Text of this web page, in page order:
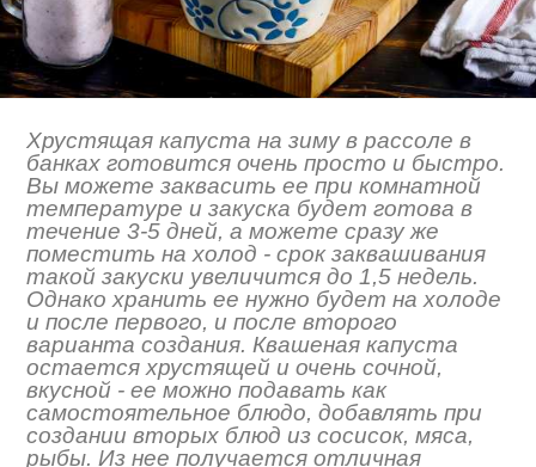
Хрустящая капуста на зиму в рассоле в
банках готовится очень просто и быстро.
Вы можете заквасить ее при комнатной
температуре и закуска будет готова в
течение 3-5 дней, а можете сразу же
поместить на холод - срок заквашивания
такой закуски увеличится до 1,5 недель.
Однако хранить ее нужно будет на холоде
и после первого, и после второго
варианта создания. Квашеная капуста
остается хрустящей и очень сочной,
вкусной - ее можно подавать как
самостоятельное блюдо, добавлять при
создании вторых блюд из сосисок, мяса,
рыбы. Из нее получается отличная